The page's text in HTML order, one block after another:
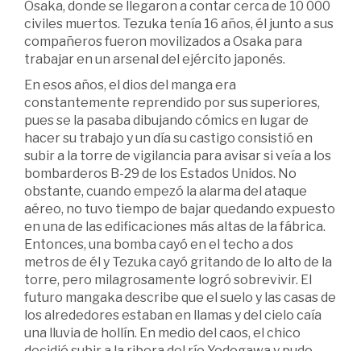
Osaka, donde se llegaron a contar cerca de 10 000
civiles muertos. Tezuka tenía 16 años, él junto a sus
compañeros fueron movilizados a Osaka para
trabajar en un arsenal del ejército japonés.
En esos años, el dios del manga era
constantemente reprendido por sus superiores,
pues se la pasaba dibujando cómics en lugar de
hacer su trabajo y un día su castigo consistió en
subir a la torre de vigilancia para avisar si veía a los
bombarderos B-29 de los Estados Unidos. No
obstante, cuando empezó la alarma del ataque
aéreo, no tuvo tiempo de bajar quedando expuesto
en una de las edificaciones más altas de la fábrica.
Entonces, una bomba cayó en el techo a dos
metros de él y Tezuka cayó gritando de lo alto de la
torre, pero milagrosamente logró sobrevivir. El
futuro mangaka describe que el suelo y las casas de
los alrededores estaban en llamas y del cielo caía
una lluvia de hollín. En medio del caos, el chico